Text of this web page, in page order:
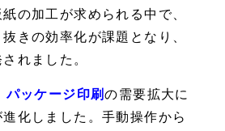
の加工が求められる中で、
きの効率化が課題となり、
れました。
パッケージ印刷の需要拡大に
化しました。手動操作から